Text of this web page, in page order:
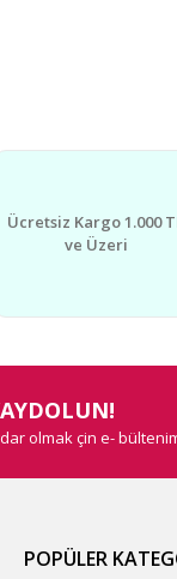
Ücretsiz Kargo 1.000
ve Üzeri
olmak çin e-
POPÜLER